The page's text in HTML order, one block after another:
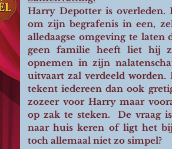
Harry Depotter is overleden.
om zijn begrafenis in een,
alledaagse omgeving te laten
geen familie heeft liet hij
opnemen in zijn
uitvaart zal verdeeld worden.
tekent iedereen dan ook
zozeer voor Harry maar
op zak te steken. De vraag
naar huis keren of ligt het bij
toch allemaal niet zo simpel?